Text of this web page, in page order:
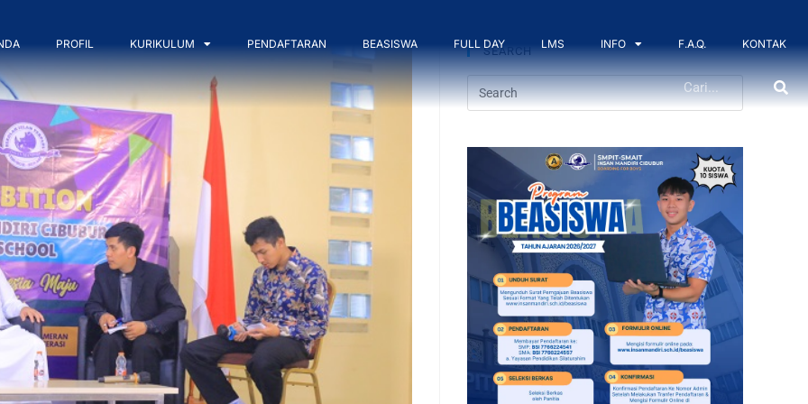
PROFIL KURIKULUM PENDAFTARAN BEASISWA FULL DAY LMS INFO F.A.Q. KONTAK
SEARCH